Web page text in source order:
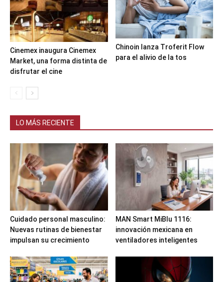
Cinemex inaugura Cinemex
Market, una forma distinta de
disfrutar el cine
Chinoin lanza Troferit Flow
para el alivio de la tos
LO MÁS RECIENTE
Cuidado personal masculino:
Nuevas rutinas de bienestar
impulsan su crecimiento
MAN Smart MiBlu 1116:
innovación mexicana en
ventiladores inteligentes